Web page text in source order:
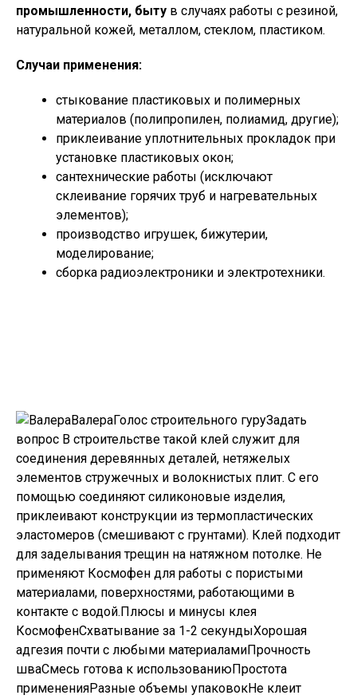
промышленности, быту в случаях работы с резиной,
натуральной кожей, металлом, стеклом, пластиком.
Случаи применения:
стыкование пластиковых и полимерных
материалов (полипропилен, полиамид, другие);
приклеивание уплотнительных прокладок при
установке пластиковых окон;
сантехнические работы (исключают
склеивание горячих труб и нагревательных
элементов);
производство игрушек, бижутерии,
моделирование;
сборка радиоэлектроники и электротехники.
ВалераГолос строительного гуруЗадать
вопрос В строительстве такой клей служит для
соединения деревянных деталей, нетяжелых
элементов стружечных и волокнистых плит. С его
помощью соединяют силиконовые изделия,
приклеивают конструкции из термопластических
эластомеров (смешивают с грунтами). Клей подходит
для заделывания трещин на натяжном потолке. Не
применяют Космофен для работы с пористыми
материалами, поверхностями, работающими в
контакте с водой.Плюсы и минусы клея
КосмофенСхватывание за 1-2 секундыХорошая
адгезия почти с любыми материаламиПрочность
шваСмесь готова к использованиюПростота
примененияРазные объемы упаковокНе клеит